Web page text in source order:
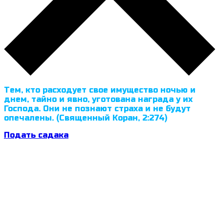
Тем, кто расходует свое имущество ночью и
днем, тайно и явно, уготована награда у их
Господа. Они не познают страха и не будут
опечалены. (Священный Коран, 2:274)
Подать садака